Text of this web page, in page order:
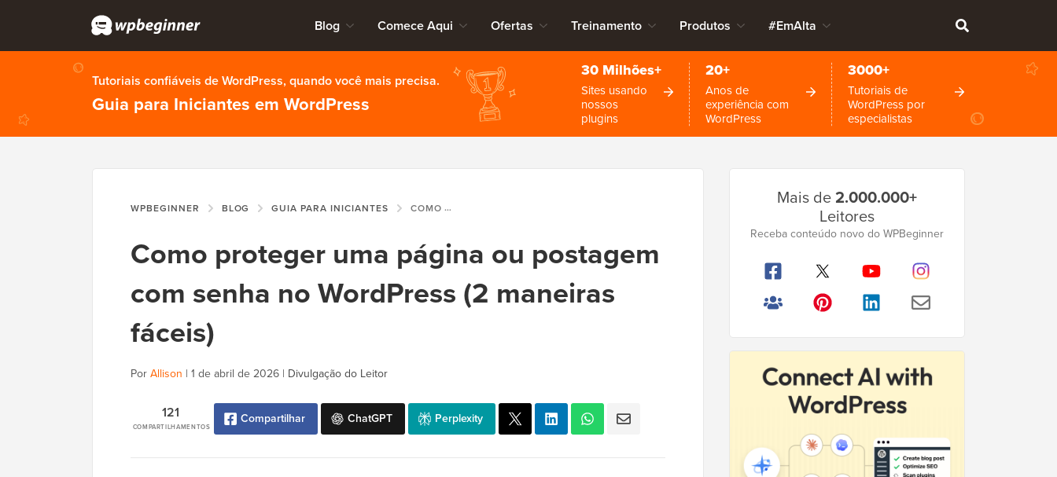
Blog Comece Aqui Ofertas Treinamento Produtos #EmAlta
Tutoriais confiáveis de WordPress, quando você mais precisa.
Guia para Iniciantes em WordPress
30 Milhões+
Sites usando
nossos
plugins
20+
Anos de
experiência com
WordPress
3000+
Tutoriais de
WordPress por
especialistas
WPBEGINNER BLOG GUIA PARA INICIANTES COMO PROTEGER UMA PÁGINA OU POSTAGEM COM SENHA NO WORDPRESS (2 MANEIRAS FÁCEIS)
Como proteger uma página ou postagem
com senha no WordPress (2 maneiras
fáceis)
PorAllison | 1 de abril de 2026 | Divulgação do Leitor
COMPARTILHAMENTOS
121 Compartilhar ChatGPT Perplexity
Lateral
Principal
Mais de2.000.000+
Leitores
Receba conteúdo novo do WPBeginner